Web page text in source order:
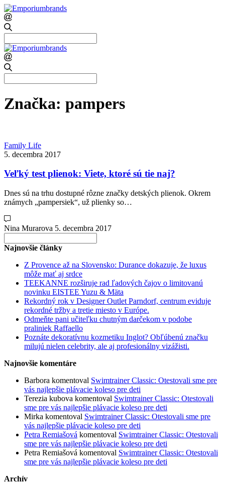
for:
for:
Značka: pampers
Family Life
5. decembra 2017
Veľký test plienok: Viete, ktoré sú tie naj?
Dnes sú na trhu dostupné rôzne značky detských plienok. Okrem
známych „pampersiek“, už plienky so…
Nina Murarova 5. decembra 2017
for:
Najnovšie články
Z Provence až na Slovensko: Durance dokazuje, že luxus
môže mať aj srdce
TEEKANNE rozširuje rad ľadových čajov o limitovanú
novinku EISTEE Yuzu & Mäta
Rekordný rok v Designer Outlet Parndorf, centrum eviduje
rekordné tržby a tretie miesto v Európe.
Odmeňte pani učiteľku chutným darčekom v podobe
praliniek Raffaello
Poznáte dekoratívnu kozmetiku Inglot? Obľúbenú značku
milujú nielen celebrity, ale aj profesionálny vizážisti.
Najnovšie komentáre
Barbora komentoval Swimtrainer Classic: Otestovali sme pre
vás najlepšie plávacie koleso pre deti
Terezia kubova komentoval Swimtrainer Classic: Otestovali
sme pre vás najlepšie plávacie koleso pre deti
Mirka komentoval Swimtrainer Classic: Otestovali sme pre
vás najlepšie plávacie koleso pre deti
Petra Remiašová komentoval Swimtrainer Classic: Otestovali
sme pre vás najlepšie plávacie koleso pre deti
Petra Remiašová komentoval Swimtrainer Classic: Otestovali
sme pre vás najlepšie plávacie koleso pre deti
Archív